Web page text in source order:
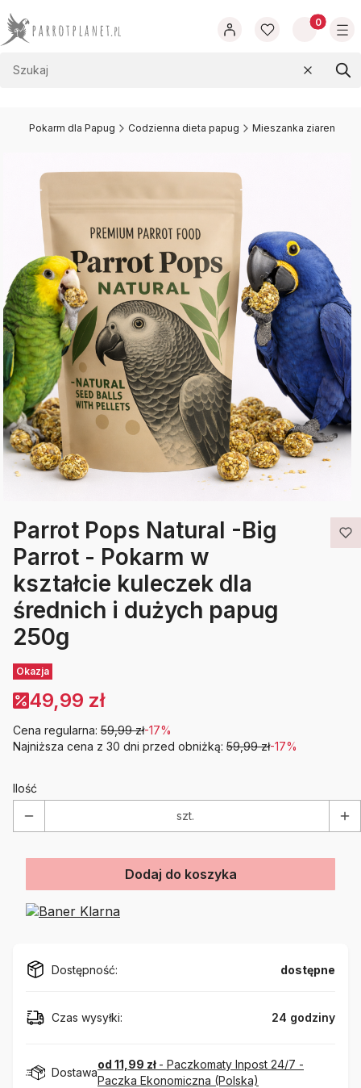
Produkty
Wyczyść
Pokarm dla Papug Codzienna dieta papug Mieszanka ziaren
Parrot Pops Natural -Big
Parrot - Pokarm w
kształcie kuleczek dla
średnich i dużych papug
250g
Etykiety
Okazja
49,99 zł
Cena regularna: 59,99 zł-17%
Najniższa cena z 30 dni przed obniżką: 59,99 zł-17%
Ilość
szt.
Dodaj do koszyka
Dostępność: dostępne
Czas wysyłki: 24 godziny
Dostawa
od 11,99 zł - Paczkomaty Inpost 24/7 -
Paczka Ekonomiczna (Polska)